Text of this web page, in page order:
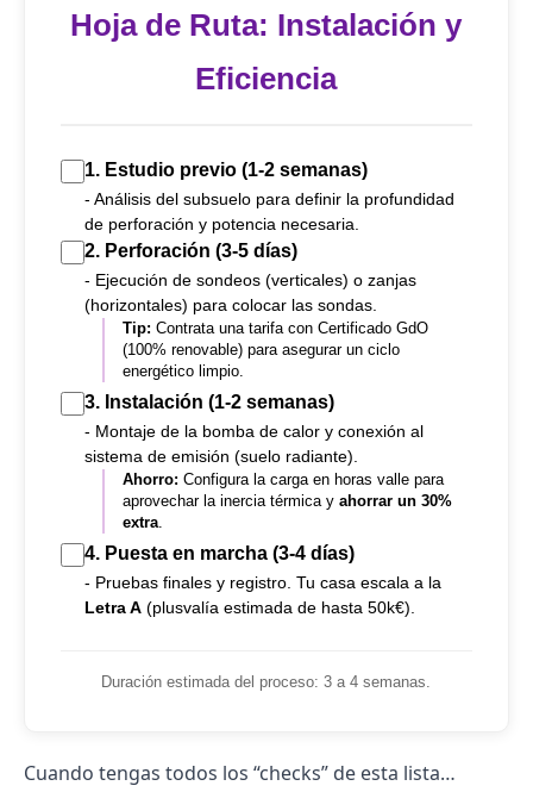
Hoja de Ruta: Instalación y
Eficiencia
1. Estudio previo (1-2 semanas)
- Análisis del subsuelo para definir la profundidad
de perforación y potencia necesaria.
2. Perforación (3-5 días)
- Ejecución de sondeos (verticales) o zanjas
(horizontales) para colocar las sondas.
Tip: Contrata una tarifa con Certificado GdO
(100% renovable) para asegurar un ciclo
energético limpio.
3. Instalación (1-2 semanas)
- Montaje de la bomba de calor y conexión al
sistema de emisión (suelo radiante).
Ahorro: Configura la carga en horas valle para
aprovechar la inercia térmica y ahorrar un 30%
extra.
4. Puesta en marcha (3-4 días)
- Pruebas finales y registro. Tu casa escala a la
Letra A (plusvalía estimada de hasta 50k€).
Duración estimada del proceso: 3 a 4 semanas.
Cuando tengas todos los “checks” de esta lista…